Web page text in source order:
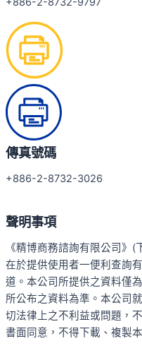
傳真號碼
+886-2-8732-3026
聲明事項
《精博商務諮詢有限公司》
在於提供使用者一便利查詢
道。本公司所提供之資料僅
所公布之資料為準。本公司
切法律上之不利益或問題，
書面同意，不得下載、複製